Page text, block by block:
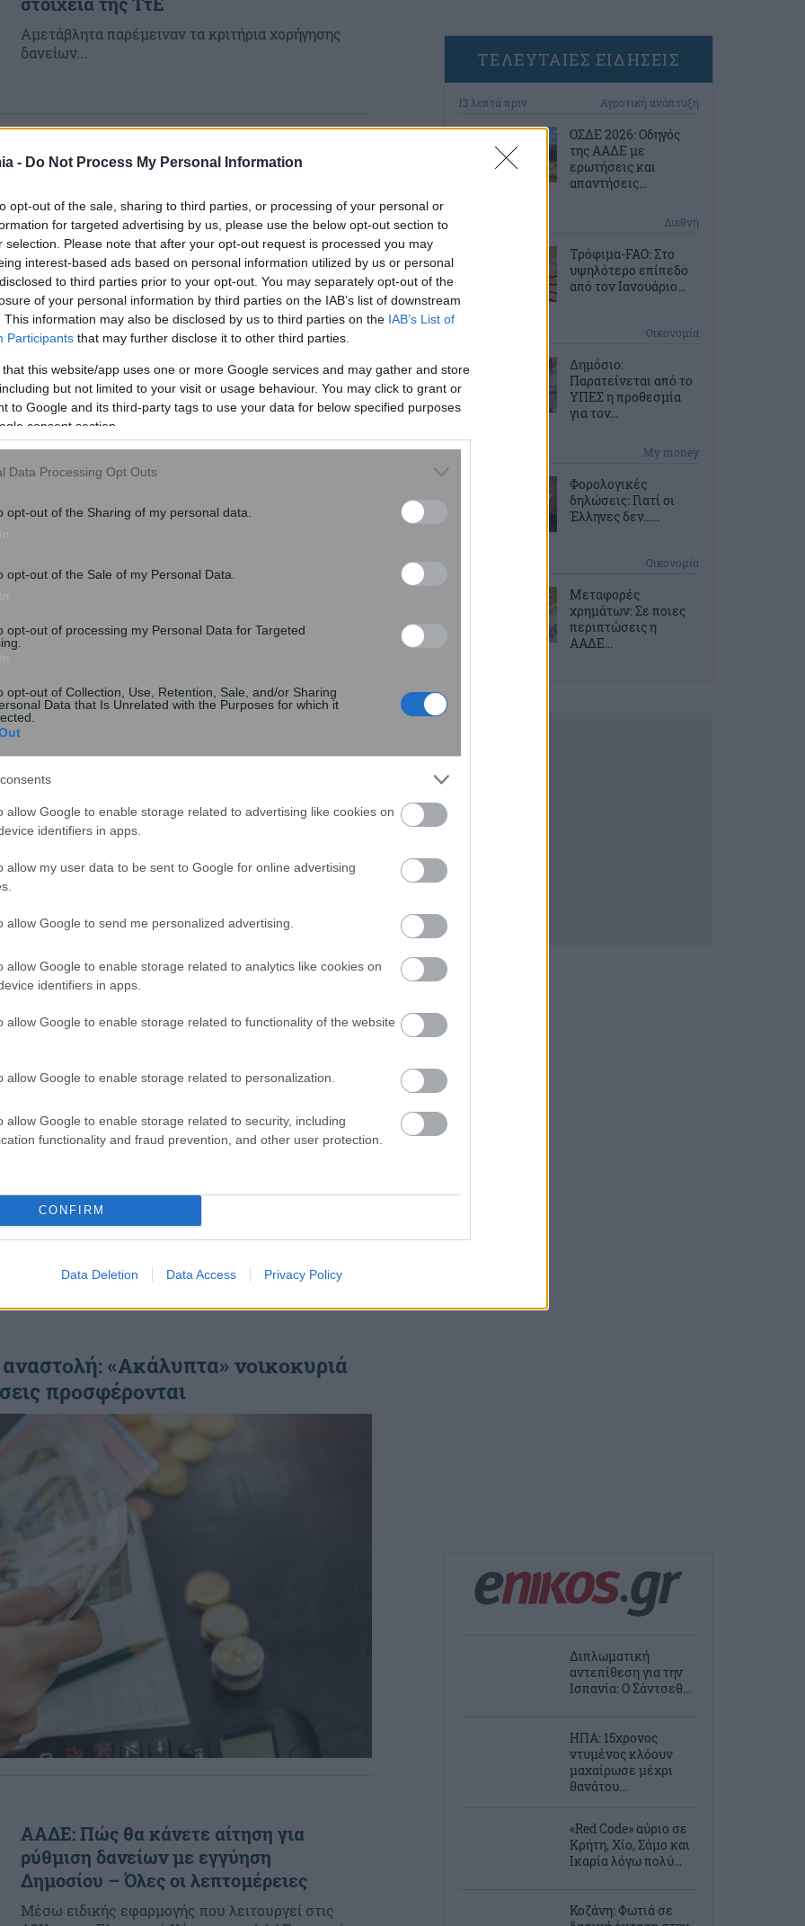
- Do Not Process My Personal Information
opt-out of the sale, sharing to third parties, or processing of your personal or
for targeted advertising by us, please use the below opt-out section to
selection. Please note that after your opt-out request is processed you may
interest-based ads based on personal information utilized by us or personal
to third parties prior to your opt-out. You may separately opt-out of the
of your personal information by third parties on the IAB’s list of downstream
This information may also be disclosed by us to third parties on the IAB’s List of
Participants that may further disclose it to other third parties.
that this website/app uses one or more Google services and may gather and store
but not limited to your visit or usage behaviour. You may click to grant or
to Google and its third-party tags to use your data for below specified purposes
consent section.
Data Processing Opt Outs
opt-out of the Sharing of my personal data.
opt-out of the Sale of my Personal Data.
opt-out of processing my Personal Data for Targeted
opt-out of Collection, Use, Retention, Sale, and/or Sharing
Data that Is Unrelated with the Purposes for which it
allow Google to enable storage related to advertising like cookies on
identifiers in apps.
allow my user data to be sent to Google for online advertising
allow Google to send me personalized advertising.
allow Google to enable storage related to analytics like cookies on
identifiers in apps.
allow Google to enable storage related to functionality of the website
allow Google to enable storage related to personalization.
allow Google to enable storage related to security, including
functionality and fraud prevention, and other user protection.
CONFIRM
Data Deletion Data Access Privacy Policy
Αμετάβλητα παρέμειναν τα κριτήρια χορήγησης
δανείων...
Ταμείο Ανάκαμψης: Η Κομισιόν θα
δανείζεται 150 δισ. ευρώ ετησίως έως
το 2026
Η Ευρωπαϊκή Επιτροπή θα...
σε πολύ μικρές επιχειρήσεις –
“ΓΕΦΥΡΑ 2”: Πάνω από 4.100
προθεσμίες
Στα 96 εκατ. ευρώ ανήλθε η συνολική κρατική
επιδότηση...
«Ακάλυπτα» νοικοκυριά
προσφέρονται
ΑΑΔΕ: Πώς θα κάνετε αίτηση για
ρύθμιση δανείων με εγγύηση
Δημοσίου – Όλες οι λεπτομέρειες
Μέσω ειδικής εφαρμογής που λειτουργεί στις
ΤΕΛΕΥΤΑΙΕΣ ΕΙΔΗΣΕΙΣ
13 λεπτά πριν Αγροτική ανάπτυξη
ΟΣΔΕ 2026: Οδηγός
της ΑΑΔΕ με
ερωτήσεις και
απαντήσεις...
Διεθνή
Τρόφιμα-FAO: Στο
υψηλότερο επίπεδο
από τον Ιανουάριο...
Οικονομία
Δημόσιο:
Παρατείνεται από το
ΥΠΕΣ η προθεσμία
για τον...
2 ώρες πριν My money
Φορολογικές
δηλώσεις: Γιατί οι
Έλληνες δεν…...
Οικονομία
Μεταφορές
χρημάτων: Σε ποιες
περιπτώσεις η
ΑΑΔΕ...
Διπλωματική
αντεπίθεση για την
Ισπανία: Ο Σάντσεθ...
ΗΠΑ: 15χρονος
ντυμένος κλόουν
μαχαίρωσε μέχρι
θανάτου...
«Red Code» αύριο σε
Κρήτη, Χίο, Σάμο και
Ικαρία λόγω πολύ...
Κοζάνη: Φωτιά σε